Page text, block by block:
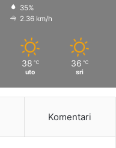
35%
2.36 km/h
38 ℃
uto
36 ℃
sri
Komentari